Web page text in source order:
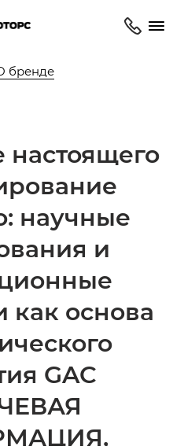
бренде
научные
и
как основа
GAC